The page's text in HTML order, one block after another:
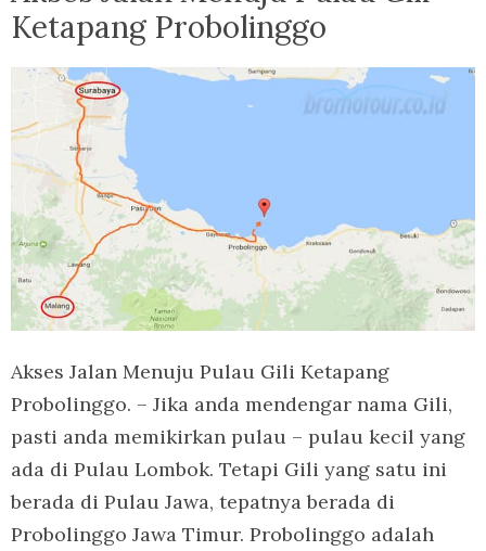
Ketapang Probolinggo
Akses Jalan Menuju Pulau Gili Ketapang
Probolinggo. – Jika anda mendengar nama Gili,
pasti anda memikirkan pulau – pulau kecil yang
ada di Pulau Lombok. Tetapi Gili yang satu ini
berada di Pulau Jawa, tepatnya berada di
Probolinggo Jawa Timur. Probolinggo adalah